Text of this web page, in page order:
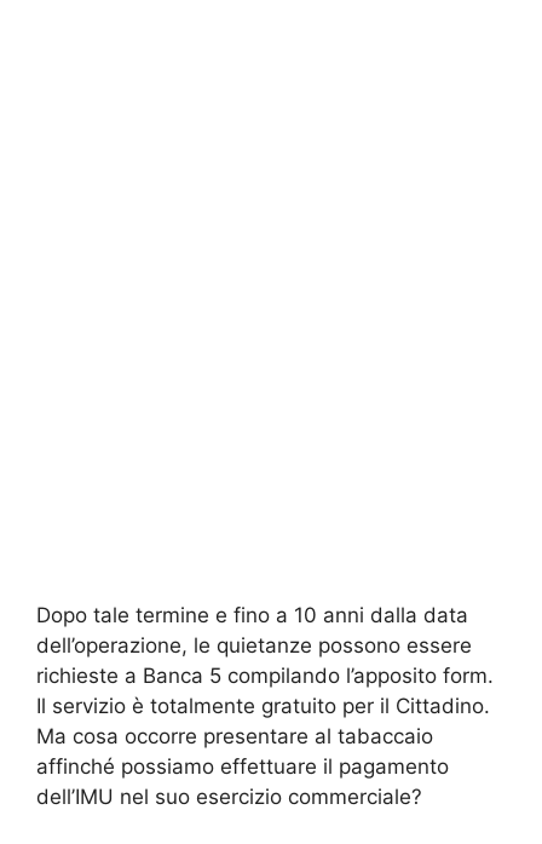
Dopo tale termine e fino a 10 anni dalla data
dell’operazione, le quietanze possono essere
richieste a Banca 5 compilando l’apposito form.
Il servizio è totalmente gratuito per il Cittadino.
Ma cosa occorre presentare al tabaccaio
affinché possiamo effettuare il pagamento
dell’IMU nel suo esercizio commerciale?